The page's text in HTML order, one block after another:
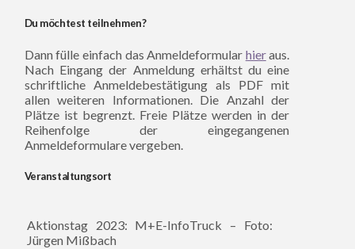
Du möchtest teilnehmen?
Dann fülle einfach das Anmeldeformular hieraus.
Nach Eingang der Anmeldung erhältst du eine
schriftliche Anmeldebestätigung als PDF mit
allen weiteren Informationen. Die Anzahl der
Plätze ist begrenzt. Freie Plätze werden in der
Reihenfolge der eingegangenen
Anmeldeformulare vergeben.
Veranstaltungsort
Aktionstag 2023: M+E-InfoTruck – Foto:
Jürgen Mißbach